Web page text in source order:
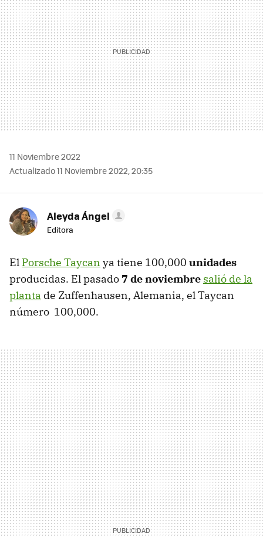
11 Noviembre 2022
Actualizado 11 Noviembre 2022, 20:35
Aleyda Ángel
Editora
El Porsche Taycan ya tiene 100,000 unidades
producidas. El pasado 7 de noviembre salió de la
planta de Zuffenhausen, Alemania, el Taycan
número 100,000.